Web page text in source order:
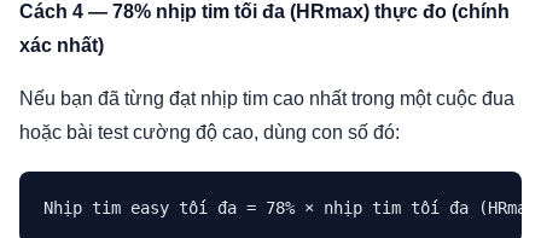
Cách 4 — 78% nhịp tim tối đa (HRmax) thực đo (chính
xác nhất)
Nếu bạn đã từng đạt nhịp tim cao nhất trong một cuộc đua
hoặc bài test cường độ cao, dùng con số đó: